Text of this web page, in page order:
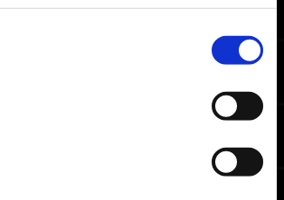
/ Xbox
07:05.74
06:22.13
06:03.42
límite del rango luchador